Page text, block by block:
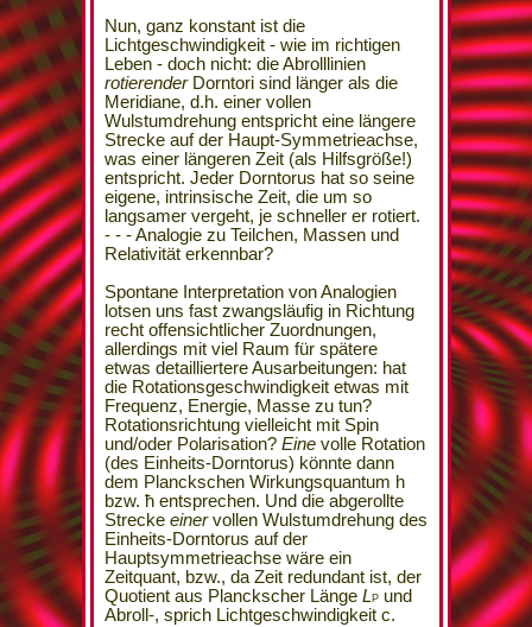
Nun, ganz konstant ist die
Lichtgeschwindigkeit - wie im richtigen
Leben - doch nicht: die Abrolllinien
rotierenderDorntori sind länger als die
Meridiane, d.h. einer vollen
Wulstumdrehung entspricht eine längere
Strecke auf der Haupt-Symmetrieachse,
was einer längeren Zeit (als Hilfsgröße!)
entspricht. Jeder Dorntorus hat so seine
eigene, intrinsische Zeit, die um so
langsamer vergeht, je schneller er rotiert.
- - - Analogie zu Teilchen, Massen und
Relativität erkennbar?
Spontane Interpretation von Analogien
lotsen uns fast zwangsläufig in Richtung
recht offensichtlicher Zuordnungen,
allerdings mit viel Raum für spätere
etwas detailliertere Ausarbeitungen: hat
die Rotationsgeschwindigkeit etwas mit
Frequenz, Energie, Masse zu tun?
Rotationsrichtung vielleicht mit Spin
und/oder Polarisation? Einevolle Rotation
(des Einheits-Dorntorus) könnte dann
dem Planckschen Wirkungsquantum h
bzw. ħ entsprechen. Und die abgerollte
Strecke einervollen Wulstumdrehung des
Einheits-Dorntorus auf der
Hauptsymmetrieachse wäre ein
Zeitquant, bzw., da Zeit redundant ist, der
Quotient aus Planckscher Länge LPund
Abroll-, sprich Lichtgeschwindigkeit c.